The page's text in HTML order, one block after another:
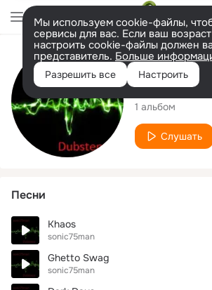
Мы используем cookie-файлы,
сервисы для вас. Если ваш
настроить cookie-файлы должен
представитель. Больше
Разрешить все Настроить
Исполнитель
1 альбом
Слушать
Песни
Khaos
sonic75man
Ghetto Swag
sonic75man